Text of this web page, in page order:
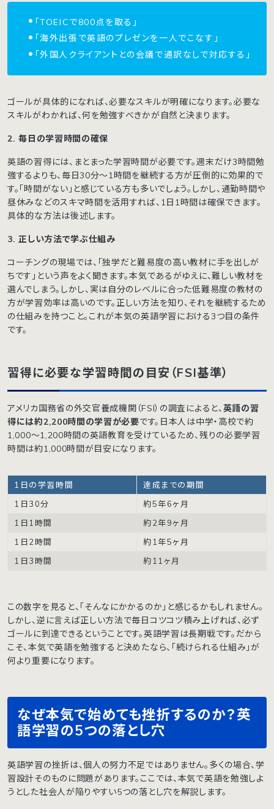
「TOEICで800点を取る」
「海外出張で英語のプレゼンを一人でこなす」
「外国人クライアントとの会議で通訳なしで対応する」
ゴールが具体的になれば、必要なスキルが明確になります。必要な
スキルがわかれば、何を勉強すべきかが自然と決まります。
2. 毎日の学習時間の確保
英語の習得には、まとまった学習時間が必要です。週末だけ3時間勉
強するよりも、毎日30分〜1時間を継続する方が圧倒的に効果的で
す。「時間がない」と感じている方も多いでしょう。しかし、通勤時間や
昼休みなどのスキマ時間を活用すれば、1日1時間は確保できます。
具体的な方法は後述します。
3. 正しい方法で学ぶ仕組み
コーチングの現場では、「独学だと難易度の高い教材に手を出しが
ちです」という声をよく聞きます。本気であるがゆえに、難しい教材を
選んでしまう。しかし、実は自分のレベルに合った低難易度の教材の
方が学習効率は高いのです。正しい方法を知り、それを継続するため
の仕組みを持つこと。これが本気の英語学習における3つ目の条件
です。
習得に必要な学習時間の目安（FSI基準）
アメリカ国務省の外交官養成機関（FSI）の調査によると、英語の習
得には約2,200時間の学習が必要です。日本人は中学・高校で約
1,000〜1,200時間の英語教育を受けているため、残りの必要学習
時間は約1,000時間が目安になります。
1日の学習時間
達成までの期間
1日30分
約5年6ヶ月
1日1時間
約2年9ヶ月
1日2時間
約1年5ヶ月
1日3時間
約11ヶ月
この数字を見ると、「そんなにかかるのか」と感じるかもしれません。
しかし、逆に言えば正しい方法で毎日コツコツ積み上げれば、必ず
ゴールに到達できるということです。英語学習は長期戦です。だから
こそ、本気で英語を勉強すると決めたなら、「続けられる仕組み」が
何より重要になります。
なぜ本気で始めても挫折するのか？英
語学習の5つの落とし穴
英語学習の挫折は、個人の努力不足ではありません。多くの場合、学
習設計そのものに問題があります。ここでは、本気で英語を勉強しよ
うとした社会人が陥りやすい5つの落とし穴を解説します。